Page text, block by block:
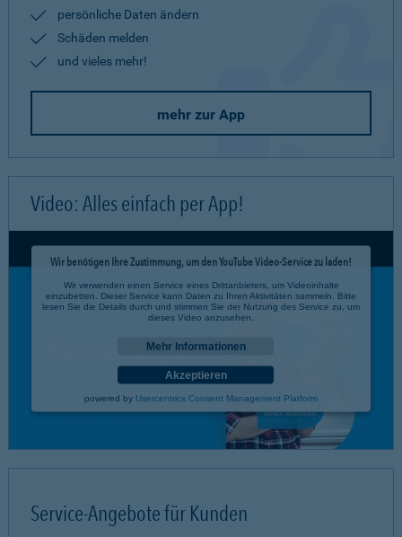
persönliche Daten ändern
Schäden melden
und vieles mehr!
mehr zur App
Video: Alles einfach per App!
Wir benötigen Ihre Zustimmung, um den YouTube Video-Service zu laden!
Wir verwenden einen Service eines Drittanbieters, um Videoinhalte
einzubetten. Dieser Service kann Daten zu Ihren Aktivitäten sammeln. Bitte
lesen Sie die Details durch und stimmen Sie der Nutzung des Service zu, um
dieses Video anzusehen.
Mehr Informationen
Akzeptieren
powered by Usercentrics Consent Management Platform
Service-Angebote für Kunden